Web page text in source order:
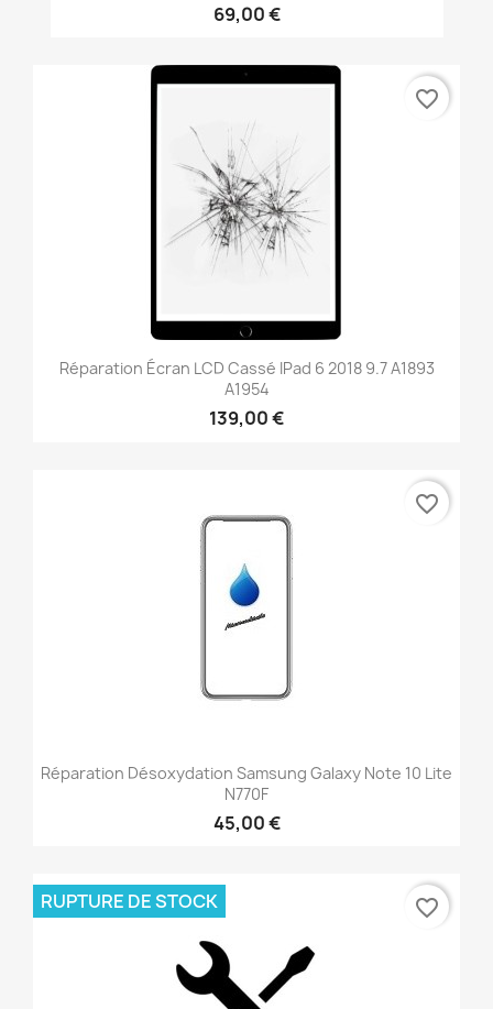
69,00 €
Réparation Écran LCD Cassé IPad 6 2018 9.7 A1893
A1954
139,00 €
favorite_border
Réparation Désoxydation Samsung Galaxy Note 10 Lite
N770F
45,00 €
favorite_border
RUPTURE DE STOCK favorite_border